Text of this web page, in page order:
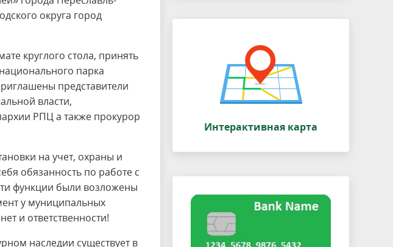
округа город
круглого стола, принять
парка
представители
власти,
РПЦ а также прокурор
на учет, охраны и
обязанность по работе с
функции были возложены
у муниципальных
и ответственности!
наследии существует в
Интерактивная карта